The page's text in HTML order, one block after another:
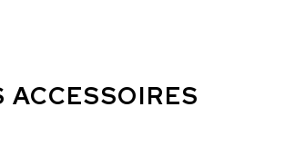
ACCESSOIRES